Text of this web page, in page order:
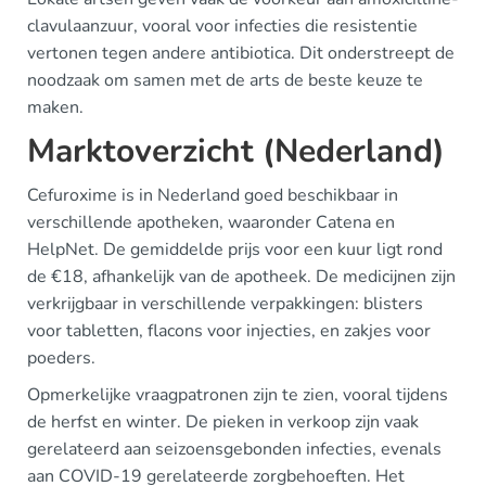
clavulaanzuur, vooral voor infecties die resistentie
vertonen tegen andere antibiotica. Dit onderstreept de
noodzaak om samen met de arts de beste keuze te
maken.
Marktoverzicht (Nederland)
Cefuroxime is in Nederland goed beschikbaar in
verschillende apotheken, waaronder Catena en
HelpNet. De gemiddelde prijs voor een kuur ligt rond
de €18, afhankelijk van de apotheek. De medicijnen zijn
verkrijgbaar in verschillende verpakkingen: blisters
voor tabletten, flacons voor injecties, en zakjes voor
poeders.
Opmerkelijke vraagpatronen zijn te zien, vooral tijdens
de herfst en winter. De pieken in verkoop zijn vaak
gerelateerd aan seizoensgebonden infecties, evenals
aan COVID-19 gerelateerde zorgbehoeften. Het